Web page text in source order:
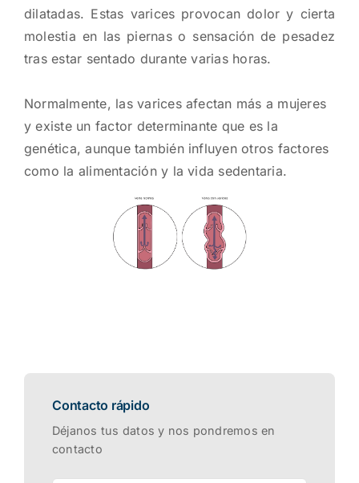
dilatadas. Estas varices provocan dolor y cierta
molestia en las piernas o sensación de pesadez
tras estar sentado durante varias horas.
Normalmente, las varices afectan más a mujeres
y existe un factor determinante que es la
genética, aunque también influyen otros factores
como la alimentación y la vida sedentaria.
Contacto rápido
Déjanos tus datos y nos pondremos en
contacto